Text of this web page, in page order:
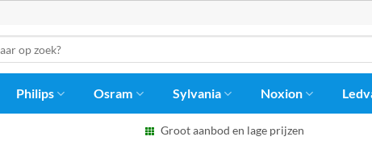
Philips Osram Sylvania Noxion
Groot aanbod en lage prijzen